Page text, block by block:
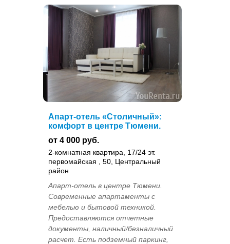
Апарт-отель «Столичный»:
комфорт в центре Тюмени.
от 4 000 руб.
2-комнатная квартира, 17/24 эт.
первомайская , 50, Центральный
район
Апарт-отель в центре Тюмени.
Современные апартаменты с
мебелью и бытовой техникой.
Предоставляются отчетные
документы, наличный/безналичный
расчет. Есть подземный паркинг,